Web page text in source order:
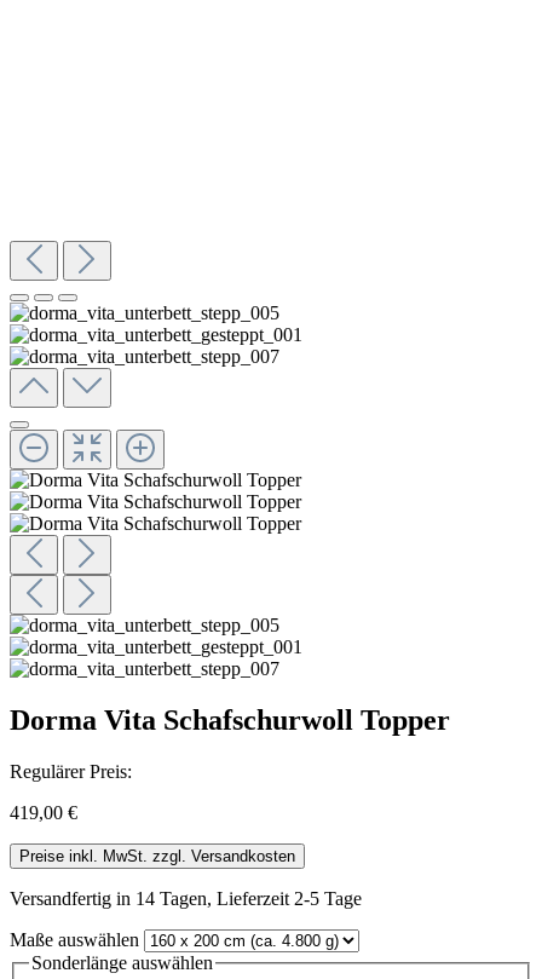
Dorma Vita Schafschurwoll Topper
Regulärer Preis:
419,00 €
Preise inkl. MwSt. zzgl. Versandkosten
Versandfertig in 14 Tagen, Lieferzeit 2-5 Tage
Maße auswählen
Sonderlänge auswählen